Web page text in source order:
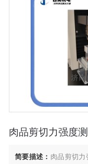
肉品剪切力强度
简要描述： 肉品剪切